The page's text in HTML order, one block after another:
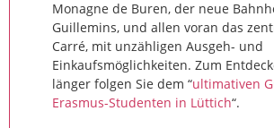
Monagne de Buren, der neue
Guillemins, und allen voran das
Carré, mit unzähligen Ausgeh- und
Einkaufsmöglichkeiten. Zum
länger folgen Sie dem “ultimativen
Erasmus-Studenten in Lüttich“.